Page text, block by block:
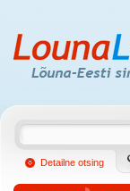
Detailne otsing